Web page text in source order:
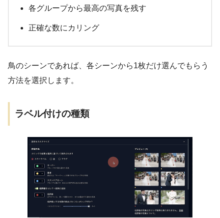
各グループから最高の写真を残す
正確な数にカリング
鳥のシーンであれば、各シーンから1枚だけ選んでもらう
方法を選択します。
ラベル付けの種類